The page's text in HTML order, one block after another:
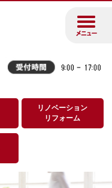
リノベーション
リフォーム